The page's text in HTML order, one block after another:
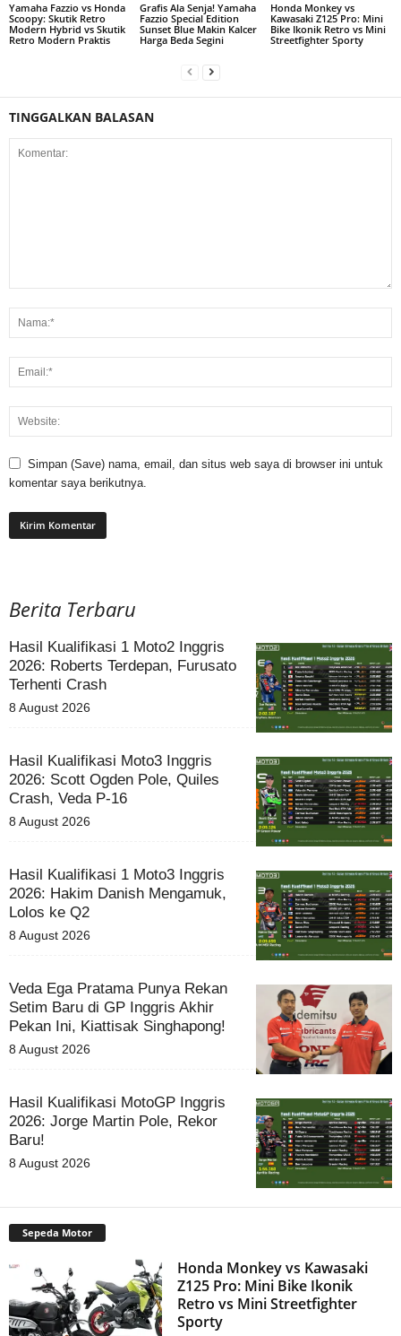
Yamaha Fazzio vs Honda
Scoopy: Skutik Retro
Modern Hybrid vs Skutik
Retro Modern Praktis
Grafis Ala Senja! Yamaha
Fazzio Special Edition
Sunset Blue Makin Kalcer
Harga Beda Segini
Honda Monkey vs
Kawasaki Z125 Pro: Mini
Bike Ikonik Retro vs Mini
Streetfighter Sporty
TINGGALKAN BALASAN
Simpan (Save) nama, email, dan situs web saya di browser ini untuk
komentar saya berikutnya.
Berita Terbaru
Hasil Kualifikasi 1 Moto2 Inggris
2026: Roberts Terdepan, Furusato
Terhenti Crash
8 August 2026
Hasil Kualifikasi Moto3 Inggris
2026: Scott Ogden Pole, Quiles
Crash, Veda P-16
8 August 2026
Hasil Kualifikasi 1 Moto3 Inggris
2026: Hakim Danish Mengamuk,
Lolos ke Q2
8 August 2026
Veda Ega Pratama Punya Rekan
Setim Baru di GP Inggris Akhir
Pekan Ini, Kiattisak Singhapong!
8 August 2026
Hasil Kualifikasi MotoGP Inggris
2026: Jorge Martin Pole, Rekor
Baru!
8 August 2026
Sepeda Motor
Honda Monkey vs Kawasaki
Z125 Pro: Mini Bike Ikonik
Retro vs Mini Streetfighter
Sporty